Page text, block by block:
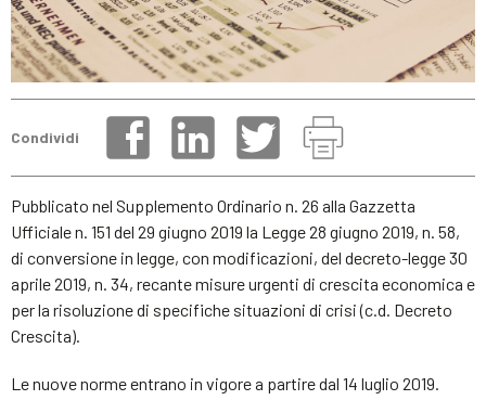
Condividi
Pubblicato nel Supplemento Ordinario n. 26 alla Gazzetta
Ufficiale n. 151 del 29 giugno 2019 la Legge 28 giugno 2019, n. 58,
di conversione in legge, con modificazioni, del decreto-legge 30
aprile 2019, n. 34, recante misure urgenti di crescita economica e
per la risoluzione di specifiche situazioni di crisi (c.d. Decreto
Crescita).
Le nuove norme entrano in vigore a partire dal 14 luglio 2019.